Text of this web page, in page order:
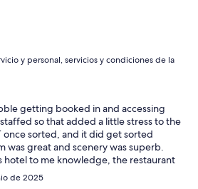
y personal, servicios y condiciones de la
getting booked in and accessing
so that added a little stress to the
once sorted, and it did get sorted
was great and scenery was superb.
hotel to me knowledge, the restaurant
de 2025